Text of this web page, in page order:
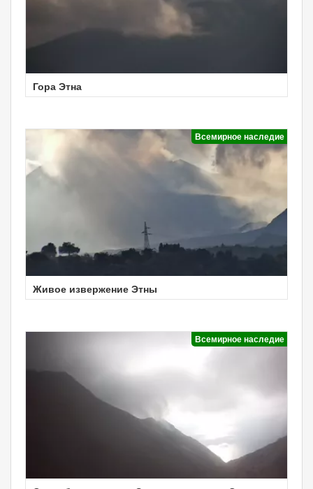
Гора Этна
Всемирное наследие
Живое извержение Этны
Всемирное наследие